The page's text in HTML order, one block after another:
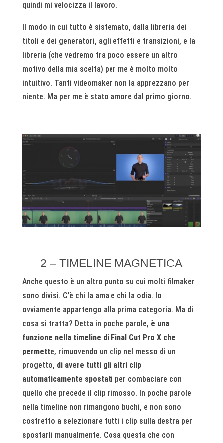
quindi mi velocizza il lavoro.
Il modo in cui tutto è sistemato, dalla libreria dei
titoli e dei generatori, agli effetti e transizioni, e la
libreria (che vedremo tra poco essere un altro
motivo della mia scelta) per me è molto molto
intuitivo. Tanti videomaker non la apprezzano per
niente. Ma per me è stato amore dal primo giorno.
2 – TIMELINE MAGNETICA
Anche questo è un altro punto su cui molti filmaker
sono divisi. C’è chi la ama e chi la odia. Io
ovviamente appartengo alla prima categoria. Ma di
cosa si tratta? Detta in poche parole, è una
funzione nella timeline di Final Cut Pro X che
permette, rimuovendo un clip nel messo di un
progetto, di avere tutti gli altri clip
automaticamente spostati per combaciare con
quello che precede il clip rimosso. In poche parole
nella timeline non rimangono buchi, e non sono
costretto a selezionare tutti i clip sulla destra per
spostarli manualmente. Cosa questa che con